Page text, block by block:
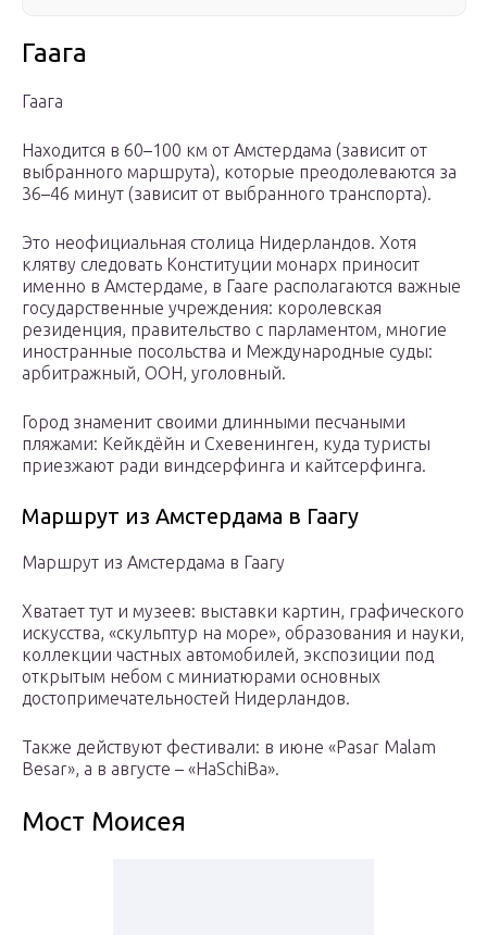
Гаага
Гаага
Находится в 60–100 км от Амстердама (зависит от
выбранного маршрута), которые преодолеваются за
36–46 минут (зависит от выбранного транспорта).
Это неофициальная столица Нидерландов. Хотя
клятву следовать Конституции монарх приносит
именно в Амстердаме, в Гааге располагаются важные
государственные учреждения: королевская
резиденция, правительство с парламентом, многие
иностранные посольства и Международные суды:
арбитражный, ООН, уголовный.
Город знаменит своими длинными песчаными
пляжами: Кейкдёйн и Схевенинген, куда туристы
приезжают ради виндсерфинга и кайтсерфинга.
Маршрут из Амстердама в Гаагу
Маршрут из Амстердама в Гаагу
Хватает тут и музеев: выставки картин, графического
искусства, «скульптур на море», образования и науки,
коллекции частных автомобилей, экспозиции под
открытым небом с миниатюрами основных
достопримечательностей Нидерландов.
Также действуют фестивали: в июне «Pasar Malam
Besar», а в августе – «HaSchiBa».
Мост Моисея